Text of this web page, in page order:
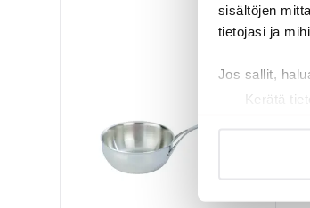
sisältöjen
tietojasi ja
Jos sallit,
Kerätä